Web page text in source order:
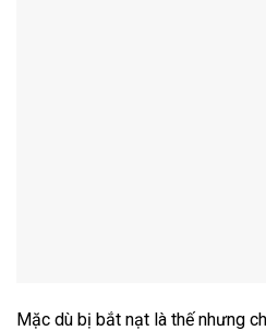
Mặc dù bị bắt nạt là thế nhưng